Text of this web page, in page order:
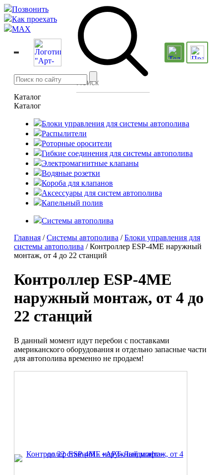
Позвонить
Как проехать
MAX
Каталог
Каталог
Блоки управления для системы автополива
Распылители
Роторные оросители
Гибкие соединения для системы автополива
Электромагнитные клапаны
Водяные розетки
Короба для клапанов
Аксессуары для систем автополива
Капельный полив
Системы автополива
Главная /Системы автополива /Блоки управления для
системы автополива / Контроллер ESP-4ME наружный
монтаж, от 4 до 22 станций
Контроллер ESP-4ME
наружный монтаж, от 4 до
22 станций
В данный момент идут перебои с поставками
американского оборудования и отдельно запасные части
для автополива временно не продаем!